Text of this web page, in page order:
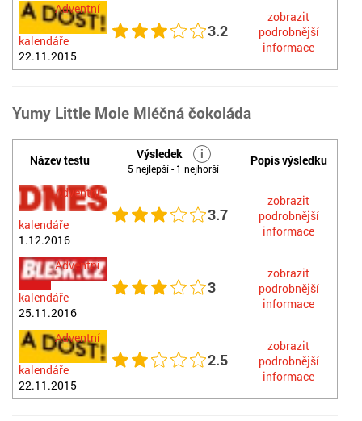
Adventní
kalendáře
22.11.2015
3.2
zobrazit
podrobnější
informace
Yumy Little Mole Mléčná čokoláda
Název testu Výsledek i
5 nejlepší - 1 nejhorší
Popis výsledku
Adventní
kalendáře
1.12.2016
3.7
zobrazit
podrobnější
informace
Adventní
kalendáře
25.11.2016
3
zobrazit
podrobnější
informace
Adventní
kalendáře
22.11.2015
2.5
zobrazit
podrobnější
informace